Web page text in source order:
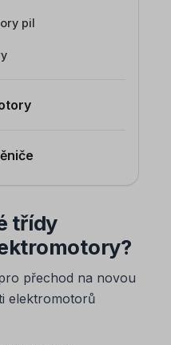
pil
třídy
přechod na novou
elektromotorů